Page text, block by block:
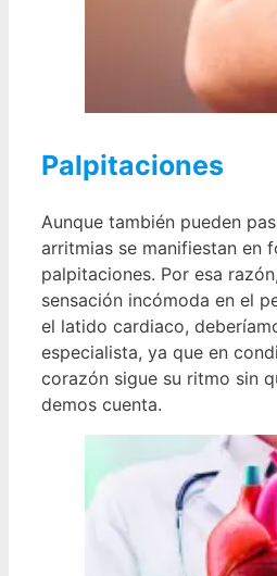
Palpitaciones
Aunque también pueden
arritmias se manifiestan en
palpitaciones. Por esa
sensación incómoda en el
el latido cardiaco,
especialista, ya que en
corazón sigue su ritmo sin
demos cuenta.